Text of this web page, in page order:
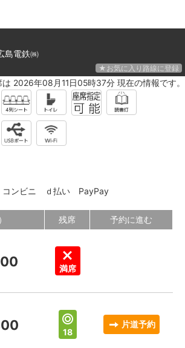
島電鉄㈱
★お気に入り路線に登録
は 2026年08月11日05時37分 現在の情報です。
コンビニ ｄ払い PayPay
残席 予約に進む
満席
18
片道予約